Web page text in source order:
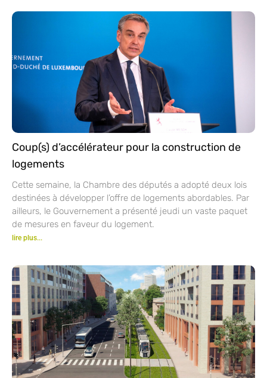
Coup(s) d’accélérateur pour la construction de
logements
Cette semaine, la Chambre des députés a adopté deux lois
destinées à développer l’offre de logements abordables. Par
ailleurs, le Gouvernement a présenté jeudi un vaste paquet
de mesures en faveur du logement.
lire plus...